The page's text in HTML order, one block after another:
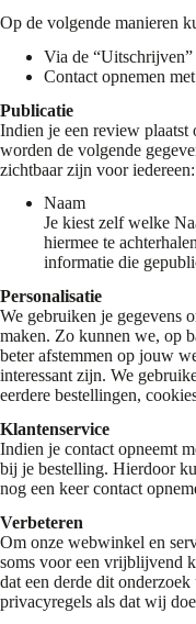
Op de volgende manieren
Via de
Contact opnemen
Publicatie
Indien je een review
worden de volgende
zichtbaar zijn voor iedereen:
Naam
Je kiest zelf welke
hiermee te
informatie die
Personalisatie
We gebruiken je gegevens
maken. Zo kunnen we, op
beter afstemmen op jouw
interessant zijn. We
eerdere bestellingen,
Klantenservice
Indien je contact opneemt
bij je bestelling. Hierdoor
nog een keer contact
Verbeteren
Om onze webwinkel en
soms voor een vrijblijvend
dat een derde dit
privacyregels als dat wij